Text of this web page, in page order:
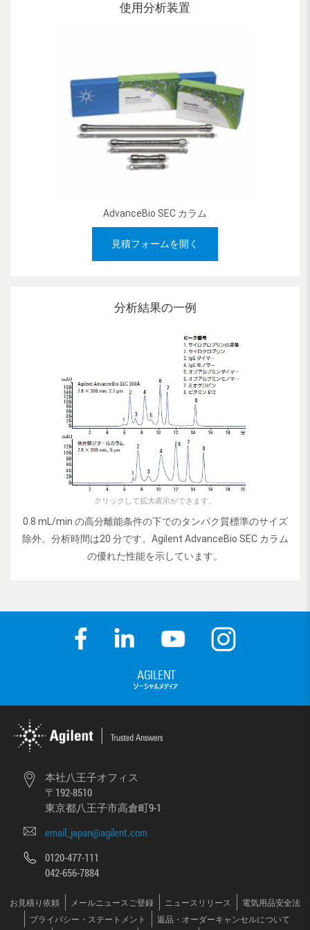
使用分析装置
AdvanceBio SEC カラム
見積フォームを開く
分析結果の一例
クリックして拡大表示ができます。
0.8 mL/min の高分離能条件の下でのタンパク質標準のサイズ
除外。分析時間は20 分です。Agilent AdvanceBio SEC カラム
の優れた性能を示しています。
本社八王子オフィス
〒192-8510
東京都八王子市高倉町9-1
email_japan@agilent.com
0120-477-111
042-656-7884
お見積り依頼 メールニュースご登録 ニュースリリース
電気用品安全法
プライバシー・ステートメント
返品・オーダーキャンセルについて